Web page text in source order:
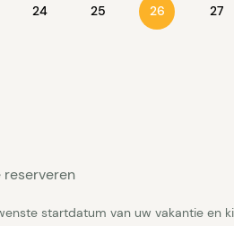
24 25 26 27
startdatum van uw vakantie en